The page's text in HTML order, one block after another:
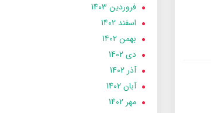
فروردین 1403
اسفند 1402
بهمن 1402
دی 1402
آذر 1402
آبان 1402
مهر 1402